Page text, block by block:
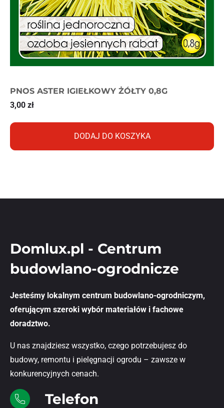
PNOS ASTER IGIEŁKOWY ŻÓŁTY 0,8G
3,00 zł
DODAJ DO KOSZYKA
Domlux.pl - Centrum
budowlano-ogrodnicze
Jesteśmy lokalnym centrum budowlano-ogrodniczym,
oferującym szeroki wybór materiałów i fachowe
doradztwo.
U nas znajdziesz wszystko, czego potrzebujesz do
budowy, remontu i pielęgnacji ogrodu – zawsze w
konkurencyjnych cenach.
Telefon